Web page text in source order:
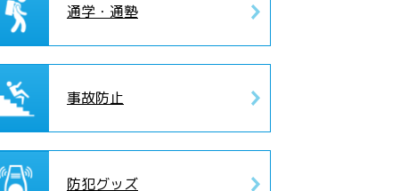
通学・通塾
事故防止
防犯グッズ